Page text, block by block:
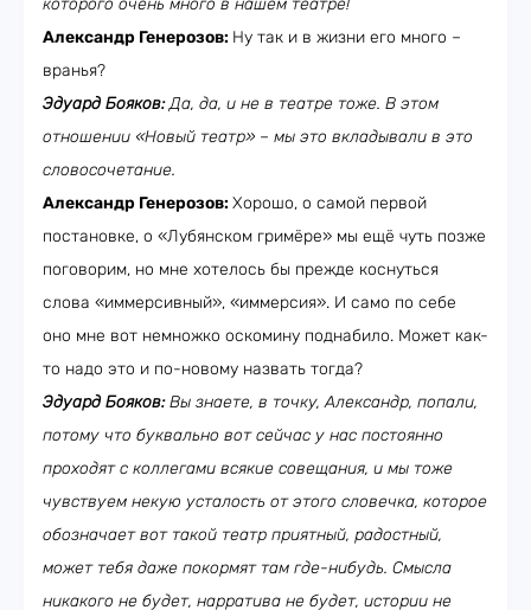
которого очень много в нашем театре!
Александр Генерозов: Ну так и в жизни его много –
вранья?
Эдуард Бояков:Да, да, и не в театре тоже. В этом
отношении «Новый театр» – мы это вкладывали в это
словосочетание.
Александр Генерозов:Хорошо, о самой первой
постановке, о «Лубянском гримёре» мы ещё чуть позже
поговорим, но мне хотелось бы прежде коснуться
слова «иммерсивный», «иммерсия». И само по себе
оно мне вот немножко оскомину поднабило. Может как-
то надо это и по-новому назвать тогда?
Эдуард Бояков:Вы знаете, в точку, Александр, попали,
потому что буквально вот сейчас у нас постоянно
проходят с коллегами всякие совещания, и мы тоже
чувствуем некую усталость от этого словечка, которое
обозначает вот такой театр приятный, радостный,
может тебя даже покормят там где-нибудь. Смысла
никакого не будет, нарратива не будет, истории не